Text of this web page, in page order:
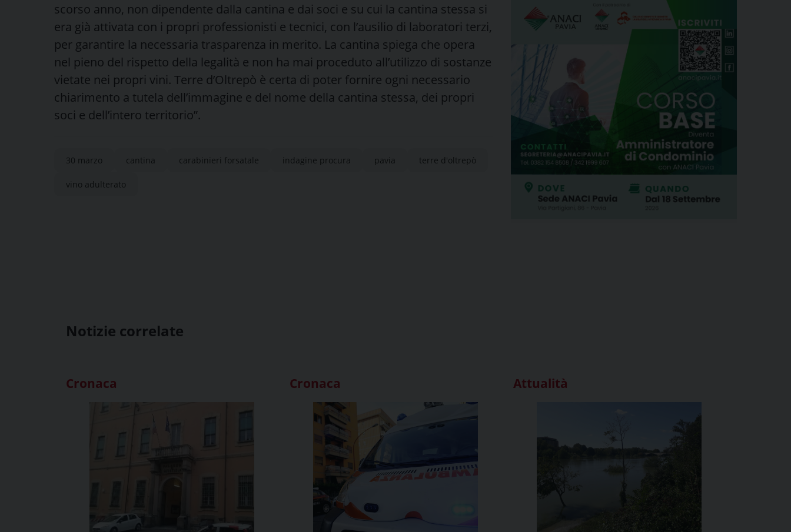
scorso anno, non dipendente dalla cantina e dai soci e su cui la cantina stessa si
era già attivata con i propri professionisti e tecnici, con l’ausilio di laboratori terzi,
per garantire la necessaria trasparenza in merito. La cantina spiega che opera
nel pieno del rispetto della legalità e non ha mai proceduto all’utilizzo di sostanze
vietate nei propri vini. Terre d’Oltrepò è certa di poter fornire ogni necessario
chiarimento a tutela dell’immagine e del nome della cantina stessa, dei propri
soci e dell’intero territorio”.
30 marzo cantina carabinieri forsatale indagine procura pavia terre d'oltrepò
vino adulterato
Notizie correlate
Cronaca Cronaca Attualità